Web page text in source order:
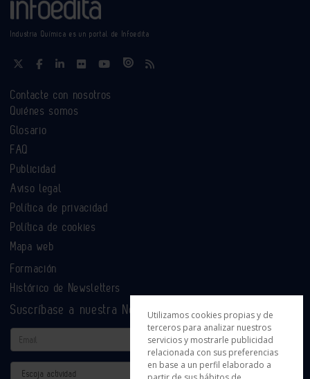
Industria Química es un portal de Infoedita
Contacte con nosotros
Quiénes somos
Glosario
FAQ
Publicidad
Aviso legal
Política de privacidad
Política de cookies
Mapa web
Formación
Histórico de Newsletters
Suscríbase a nuestra Newsletter
Email
Actividad
Utilizamos cookies propias y de
terceros para analizar nuestros
servicios y mostrarle publicidad
relacionada con sus preferencias
en base a un perfil elaborado a